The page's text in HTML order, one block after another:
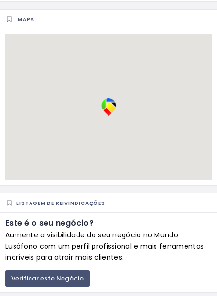
MAPA
LISTAGEM DE REIVINDICAÇÕES
Este é o seu negócio?
Aumente a visibilidade do seu negócio no Mundo
Lusófono com um perfil profissional e mais ferramentas
incríveis para atrair mais clientes.
Verificar este Negócio